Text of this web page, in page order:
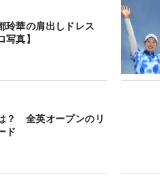
華の肩出しドレス
写真】
？ 全英オープンのリ
ド